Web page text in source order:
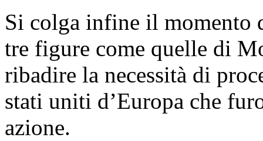
Si colga infine il momento
tre figure come quelle di
ribadire la necessità di
stati uniti d’Europa che
azione.